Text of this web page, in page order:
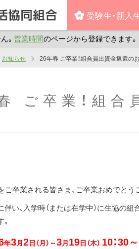
受験生・新入
。 営業時間のページから登録できます。
お知らせ 26年春 ご卒業！組合員出資金返還の
ご卒業！組合
ご卒業される皆さま、ご卒業おめでとう
い、入学時（または在学中）に生協の
年3月2日（月）～3月19日（木） 10：30